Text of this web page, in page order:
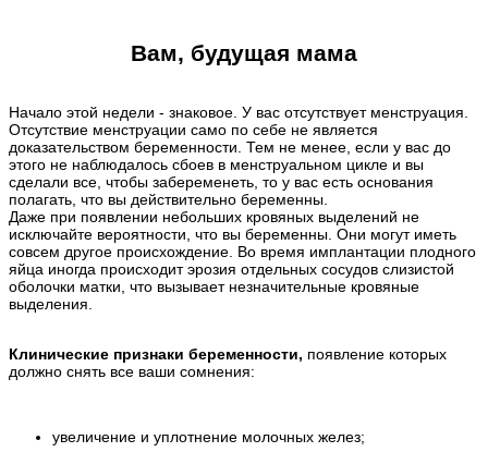
Вам, будущая мама
Начало этой недели - знаковое. У вас отсутствует менструация.
Отсутствие менструации само по себе не является
доказательством беременности. Тем не менее, если у вас до
этого не наблюдалось сбоев в менструальном цикле и вы
сделали все, чтобы забеременеть, то у вас есть основания
полагать, что вы действительно беременны.
Даже при появлении небольших кровяных выделений не
исключайте вероятности, что вы беременны. Они могут иметь
совсем другое происхождение. Во время имплантации плодного
яйца иногда происходит эрозия отдельных сосудов слизистой
оболочки матки, что вызывает незначительные кровяные
выделения.
Клинические признаки беременности, появление которых
должно снять все ваши сомнения:
увеличение и уплотнение молочных желез;